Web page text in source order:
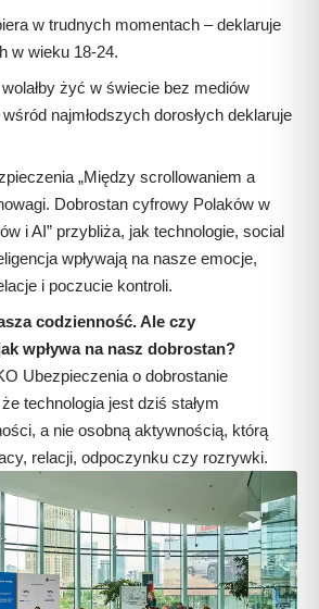
w trudnych momentach – deklaruje
w wieku 18-24.
żyć w świecie bez mediów
najmłodszych dorosłych deklaruje
„Między scrollowaniem a
Dobrostan cyfrowy Polaków w
i AI” przybliża, jak technologie, social
wpływają na nasze emocje,
i poczucie kontroli.
codzienność. Ale czy
wpływa na nasz dobrostan?
Ubezpieczenia o dobrostanie
technologia jest dziś stałym
a nie osobną aktywnością, którą
relacji, odpoczynku czy rozrywki.